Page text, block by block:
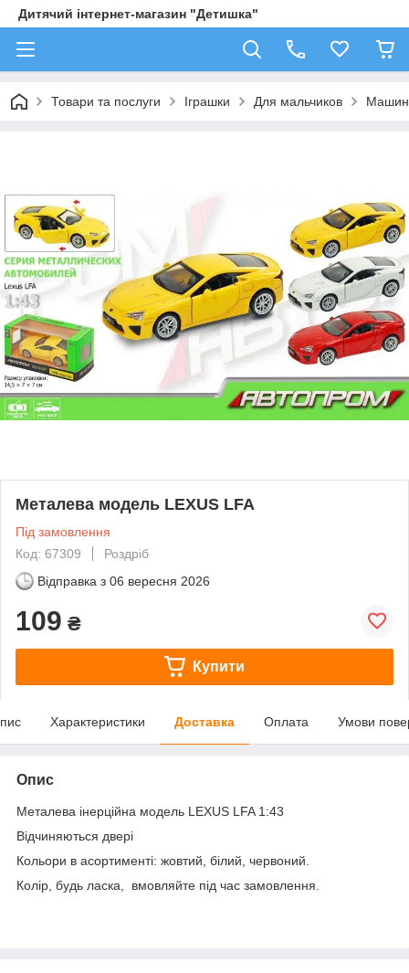
Дитячий інтернет-магазин "Детишка"
Товари та послуги Іграшки Для мальчиков
Металева модель LEXUS LFA
Під замовлення
Код: 67309
Роздріб
Відправка з 06 вересня 2026
109 ₴
Купити
Характеристики Доставка Оплата Умови
Опис
Металева інерційна модель LEXUS LFA 1:43
Відчиняються двері
Кольори в асортименті: жовтий, білий, червоний.
Колір, будь ласка, вмовляйте під час замовлення.